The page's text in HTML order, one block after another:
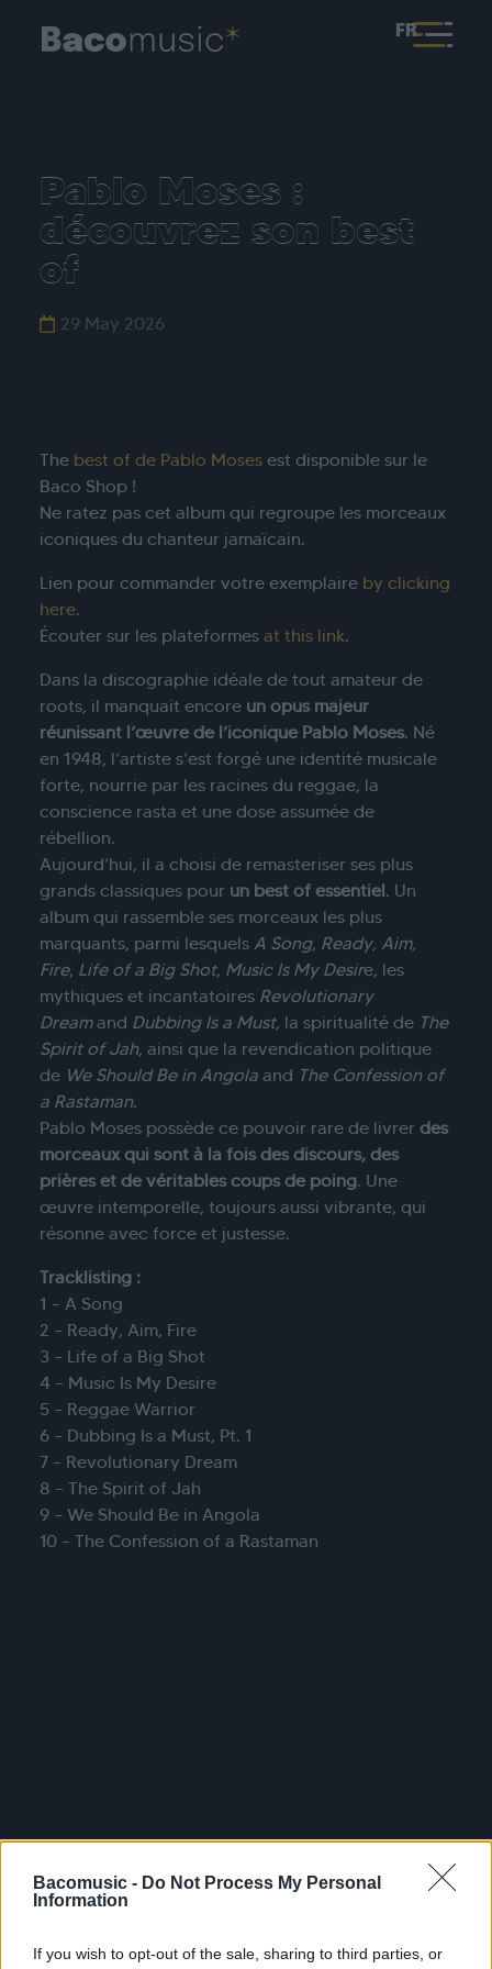
Bacomusic - Do Not Process My Personal
Information
If you wish to opt-out of the sale, sharing to third parties, or
FR
Pablo Moses :
découvrez son best
of
29 May 2026
The best of de Pablo Mosesest disponible sur le
Baco Shop !
Ne ratez pas cet album qui regroupe les morceaux
iconiques du chanteur jamaïcain.
Lien pour commander votre exemplaire by clicking
here.
Écouter sur les plateformes at this link.
Dans la discographie idéale de tout amateur de
roots, il manquait encore un opus majeur
réunissant l’œuvre de l’iconique Pablo Moses. Né
en 1948, l’artiste s’est forgé une identité musicale
forte, nourrie par les racines du reggae, la
conscience rasta et une dose assumée de
rébellion.
Aujourd’hui, il a choisi de remasteriser ses plus
grands classiques pour un best of essentiel. Un
album qui rassemble ses morceaux les plus
marquants, parmi lesquels A Song, Ready, Aim,
Fire, Life of a Big Shot, Music Is My Desire, les
mythiques et incantatoires Revolutionary
Dreamand Dubbing Is a Must, la spiritualité de The
Spirit of Jah, ainsi que la revendication politique
de We Should Be in Angola and The Confession of
a Rastaman.
Pablo Moses possède ce pouvoir rare de livrer des
morceaux qui sont à la fois des discours, des
prières et de véritables coups de poing. Une
œuvre intemporelle, toujours aussi vibrante, qui
résonne avec force et justesse.
Tracklisting :
1 – A Song
2 – Ready, Aim, Fire
3 – Life of a Big Shot
4 – Music Is My Desire
5 – Reggae Warrior
6 – Dubbing Is a Must, Pt. 1
7 – Revolutionary Dream
8 – The Spirit of Jah
9 – We Should Be in Angola
10 – The Confession of a Rastaman